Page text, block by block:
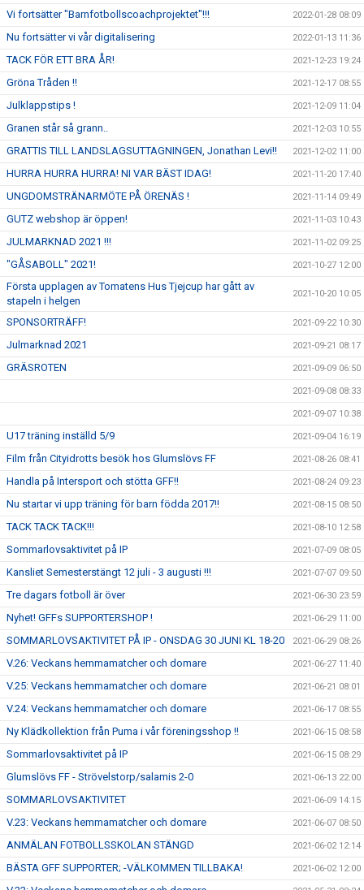
Vi fortsätter "Barnfotbollscoachprojektet"!!! 2022-01-28 08:09
Nu fortsätter vi vår digitalisering 2022-01-13 11:36
TACK FÖR ETT BRA ÅR! 2021-12-23 19:24
Gröna Tråden !! 2021-12-17 08:55
Julklappstips ! 2021-12-09 11:04
Granen står så grann.. 2021-12-03 10:55
GRATTIS TILL LANDSLAGSUTTAGNINGEN, Jonathan Levi!! 2021-12-02 11:00
HURRA HURRA HURRA! NI VAR BÄST IDAG! 2021-11-20 17:40
UNGDOMSTRÄNARMÖTE PÅ ÖRENÄS ! 2021-11-14 09:49
GUTZ webshop är öppen! 2021-11-03 10:43
JULMARKNAD 2021 !!! 2021-11-02 09:25
"GÅSABOLL" 2021! 2021-10-27 12:00
Första upplagen av Tomatens Hus Tjejcup har gått av
stapeln i helgen
2021-10-20 10:05
SPONSORTRÄFF! 2021-09-22 10:30
Julmarknad 2021 2021-09-21 08:17
GRÄSROTEN 2021-09-09 06:50
2021-09-08 08:33
2021-09-07 10:38
U17 träning inställd 5/9 2021-09-04 16:19
Film från Cityidrotts besök hos Glumslövs FF 2021-08-26 08:41
Handla på Intersport och stötta GFF!! 2021-08-24 09:23
Nu startar vi upp träning för barn födda 2017!! 2021-08-15 08:50
TACK TACK TACK!!! 2021-08-10 12:58
Sommarlovsaktivitet på IP 2021-07-09 08:05
Kansliet Semesterstängt 12 juli - 3 augusti !!! 2021-07-07 09:50
Tre dagars fotboll är över 2021-06-30 23:59
Nyhet! GFFs SUPPORTERSHOP ! 2021-06-29 11:00
SOMMARLOVSAKTIVITET PÅ IP - ONSDAG 30 JUNI KL 18-20 2021-06-29 08:26
V.26: Veckans hemmamatcher och domare 2021-06-27 11:40
V.25: Veckans hemmamatcher och domare 2021-06-21 08:01
V.24: Veckans hemmamatcher och domare 2021-06-17 08:55
Ny Klädkollektion från Puma i vår föreningsshop !! 2021-06-15 08:58
Sommarlovsaktivitet på IP 2021-06-15 08:29
Glumslövs FF - Strövelstorp/salamis 2-0 2021-06-13 22:00
SOMMARLOVSAKTIVITET 2021-06-09 14:15
V.23: Veckans hemmamatcher och domare 2021-06-07 08:50
ANMÄLAN FOTBOLLSSKOLAN STÄNGD 2021-06-02 12:14
BÄSTA GFF SUPPORTER; -VÄLKOMMEN TILLBAKA! 2021-06-02 12:00